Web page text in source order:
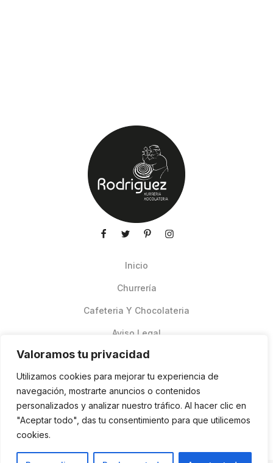
Valoramos tu privacidad
Utilizamos cookies para mejorar tu experiencia de
navegación, mostrarte anuncios o contenidos
personalizados y analizar nuestro tráfico. Al hacer clic en
"Aceptar todo", das tu consentimiento para que utilicemos
cookies.
Inicio
Churrería
Cafeteria Y Chocolateria
Aviso Legal
Pedidos Online Glovo
Contacto